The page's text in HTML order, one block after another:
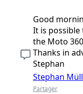
Good
It is
the Moto
Thanks in
Stephan
Stephan
Partager